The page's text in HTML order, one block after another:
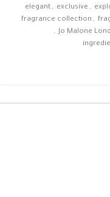
elegant , exclusive ,
fragrance collection ,
, Jo Malone